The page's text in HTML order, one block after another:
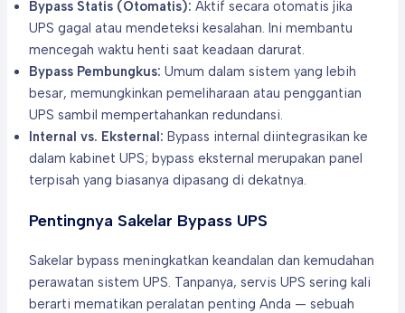
Bypass Statis (Otomatis): Aktif secara otomatis jika
UPS gagal atau mendeteksi kesalahan. Ini membantu
mencegah waktu henti saat keadaan darurat.
Bypass Pembungkus: Umum dalam sistem yang lebih
besar, memungkinkan pemeliharaan atau penggantian
UPS sambil mempertahankan redundansi.
Internal vs. Eksternal: Bypass internal diintegrasikan ke
dalam kabinet UPS; bypass eksternal merupakan panel
terpisah yang biasanya dipasang di dekatnya.
Pentingnya Sakelar Bypass UPS
Sakelar bypass meningkatkan keandalan dan kemudahan
perawatan sistem UPS. Tanpanya, servis UPS sering kali
berarti mematikan peralatan penting Anda — sebuah